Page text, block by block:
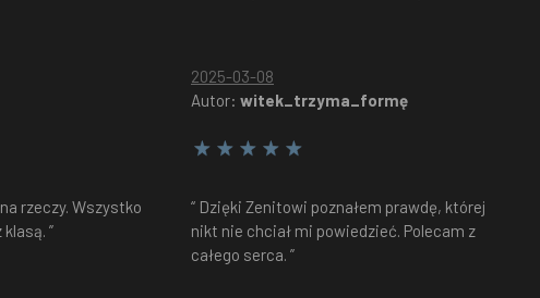
rzeczy. Wszystko
”
2025-03-08
Autor: witek_trzyma_formę
“ Dzięki Zenitowi poznałem prawdę, której
nikt nie chciał mi powiedzieć. Polecam z
całego serca. ”